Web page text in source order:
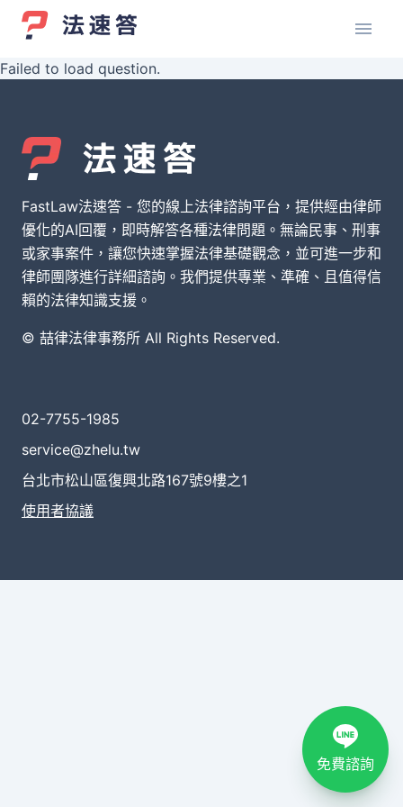
Failed to load question.
FastLaw法速答 - 您的線上法律諮詢平台，提供經由律師
優化的AI回覆，即時解答各種法律問題。無論民事、刑事
或家事案件，讓您快速掌握法律基礎觀念，並可進一步和
律師團隊進行詳細諮詢。我們提供專業、準確、且值得信
賴的法律知識支援。
© 喆律法律事務所 All Rights Reserved.
02-7755-1985
service@zhelu.tw
台北市松山區復興北路167號9樓之1
使用者協議
免費諮詢